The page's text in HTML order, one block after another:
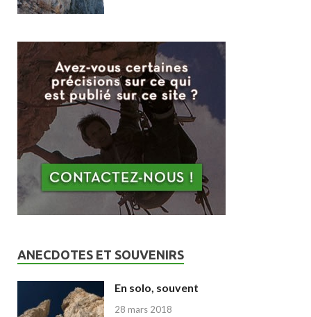
ANECDOTES ET SOUVENIRS
En solo, souvent
28 mars 2018